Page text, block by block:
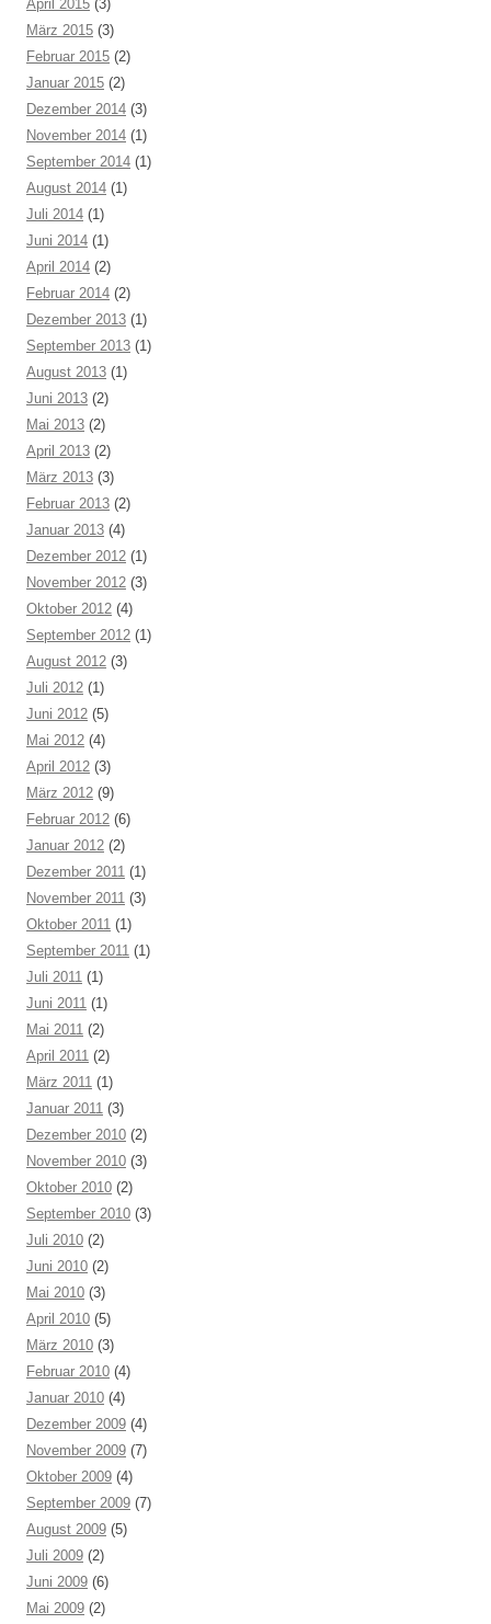
April 2015 (3)
März 2015 (3)
Februar 2015 (2)
Januar 2015 (2)
Dezember 2014 (3)
November 2014 (1)
September 2014 (1)
August 2014 (1)
Juli 2014 (1)
Juni 2014 (1)
April 2014 (2)
Februar 2014 (2)
Dezember 2013 (1)
September 2013 (1)
August 2013 (1)
Juni 2013 (2)
Mai 2013 (2)
April 2013 (2)
März 2013 (3)
Februar 2013 (2)
Januar 2013 (4)
Dezember 2012 (1)
November 2012 (3)
Oktober 2012 (4)
September 2012 (1)
August 2012 (3)
Juli 2012 (1)
Juni 2012 (5)
Mai 2012 (4)
April 2012 (3)
März 2012 (9)
Februar 2012 (6)
Januar 2012 (2)
Dezember 2011 (1)
November 2011 (3)
Oktober 2011 (1)
September 2011 (1)
Juli 2011 (1)
Juni 2011 (1)
Mai 2011 (2)
April 2011 (2)
März 2011 (1)
Januar 2011 (3)
Dezember 2010 (2)
November 2010 (3)
Oktober 2010 (2)
September 2010 (3)
Juli 2010 (2)
Juni 2010 (2)
Mai 2010 (3)
April 2010 (5)
März 2010 (3)
Februar 2010 (4)
Januar 2010 (4)
Dezember 2009 (4)
November 2009 (7)
Oktober 2009 (4)
September 2009 (7)
August 2009 (5)
Juli 2009 (2)
Juni 2009 (6)
Mai 2009 (2)